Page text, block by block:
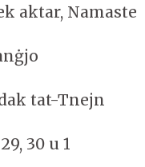
aktar, Namaste
tat-Tnejn
30 u 1